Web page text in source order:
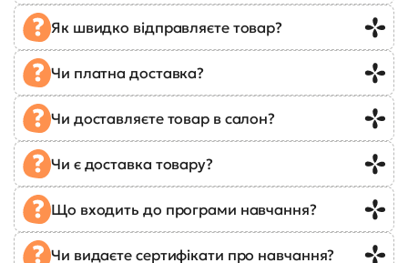
Як швидко відправляєте товар?
Чи платна доставка?
Чи доставляєте товар в салон?
Чи є доставка товару?
Що входить до програми навчання?
Чи видаєте сертифікати про навчання?